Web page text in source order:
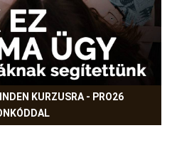
KURZUSRA - PRO26